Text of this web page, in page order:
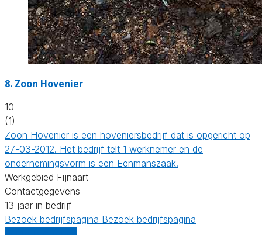
8. Zoon Hovenier
10
(1)
Zoon Hovenier is een hoveniersbedrijf dat is opgericht op
27-03-2012. Het bedrijf telt 1 werknemer en de
ondernemingsvorm is een Eenmanszaak.
Werkgebied Fijnaart
Contactgegevens
13 jaar in bedrijf
Bezoek bedrijfspagina Bezoek bedrijfspagina